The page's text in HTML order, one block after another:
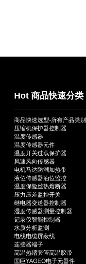
Hot 商品快速分类
商品快速选型-所有产品类别
压缩机保护器控制器
温度传感器
温度传感器元件
温度开关过载保护器
风速风向传感器
电机马达防潮加热带
液位传感器油位监控
温度保险丝热熔断器
压力压差监控开关
继电器变送器控制器
湿度传感器测量控制器
记录仪智能控制器
水质分析监测
电线电缆屏蔽线
连接器端子
高温热缩套管高温胶带
国巨YAGEO电子元器件